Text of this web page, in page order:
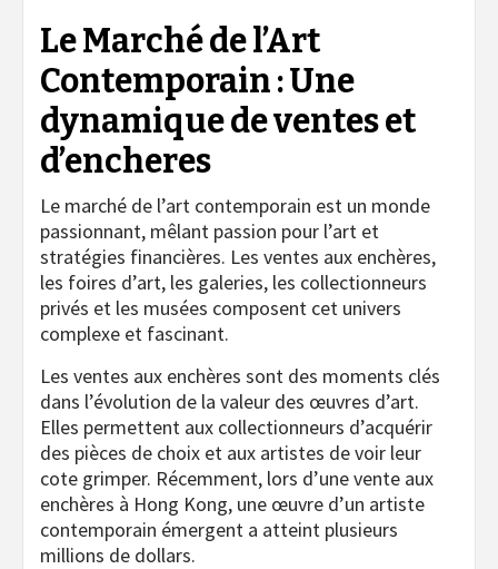
Le Marché de l’Art
Contemporain : Une
dynamique de ventes et
d’encheres
Le marché de l’art contemporain est un monde
passionnant, mêlant passion pour l’art et
stratégies financières. Les ventes aux enchères,
les foires d’art, les galeries, les collectionneurs
privés et les musées composent cet univers
complexe et fascinant.
Les ventes aux enchères sont des moments clés
dans l’évolution de la valeur des œuvres d’art.
Elles permettent aux collectionneurs d’acquérir
des pièces de choix et aux artistes de voir leur
cote grimper. Récemment, lors d’une vente aux
enchères à Hong Kong, une œuvre d’un artiste
contemporain émergent a atteint plusieurs
millions de dollars.